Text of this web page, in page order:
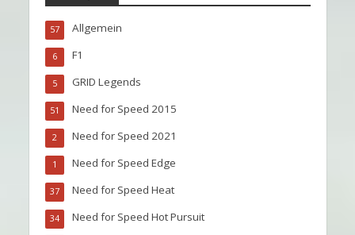
Allgemein
57
F1
6
GRID Legends
5
Need for Speed 2015
51
Need for Speed 2021
2
Need for Speed Edge
1
Need for Speed Heat
37
Need for Speed Hot Pursuit
34